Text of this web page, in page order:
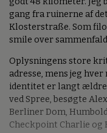
gang fra ruinerne af
Klosterstraße. Som
smile over
Oplysningens store
adresse, mens jeg
identitet er langt ældre
ved Spree, besøgte
Berliner Dom,
Checkpoint Charlie og